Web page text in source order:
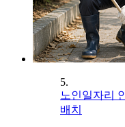
5.
노인일자리
배치